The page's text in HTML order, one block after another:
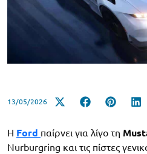
13/05/2026
Η Ford παίρνει για λίγο τη
Nurburgring και τις πίστες